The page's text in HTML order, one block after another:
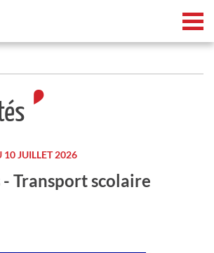
JUILLET 2026
Transport scolaire